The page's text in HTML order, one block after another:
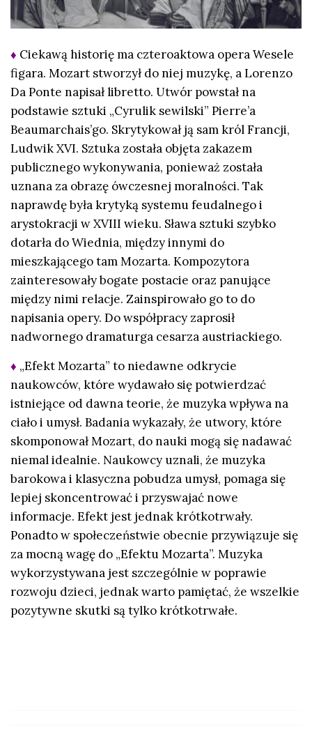
♦ Ciekawą historię ma czteroaktowa opera Wesele
figara. Mozart stworzył do niej muzykę, a Lorenzo
Da Ponte napisał libretto. Utwór powstał na
podstawie sztuki „Cyrulik sewilski” Pierre’a
Beaumarchais’go. Skrytykował ją sam król Francji,
Ludwik XVI. Sztuka została objęta zakazem
publicznego wykonywania, ponieważ została
uznana za obrazę ówczesnej moralności. Tak
naprawdę była krytyką systemu feudalnego i
arystokracji w XVIII wieku. Sława sztuki szybko
dotarła do Wiednia, między innymi do
mieszkającego tam Mozarta. Kompozytora
zainteresowały bogate postacie oraz panujące
między nimi relacje. Zainspirowało go to do
napisania opery. Do współpracy zaprosił
nadwornego dramaturga cesarza austriackiego.
♦ „Efekt Mozarta” to niedawne odkrycie
naukowców, które wydawało się potwierdzać
istniejące od dawna teorie, że muzyka wpływa na
ciało i umysł. Badania wykazały, że utwory, które
skomponował Mozart, do nauki mogą się nadawać
niemal idealnie. Naukowcy uznali, że muzyka
barokowa i klasyczna pobudza umysł, pomaga się
lepiej skoncentrować i przyswajać nowe
informacje. Efekt jest jednak krótkotrwały.
Ponadto w społeczeństwie obecnie przywiązuje się
za mocną wagę do „Efektu Mozarta”. Muzyka
wykorzystywana jest szczególnie w poprawie
rozwoju dzieci, jednak warto pamiętać, że wszelkie
pozytywne skutki są tylko krótkotrwałe.